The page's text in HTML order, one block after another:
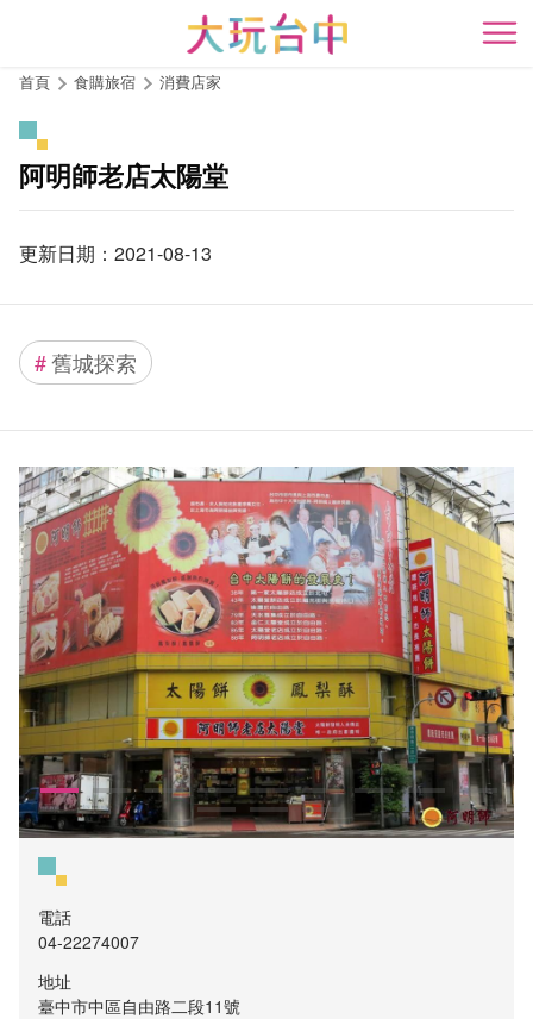
開
首頁 食購旅宿 消費店家
阿明師老店太陽堂
更新日期：2021-08-13
#舊城探索
電話
04-22274007
地址
臺中市中區自由路二段11號